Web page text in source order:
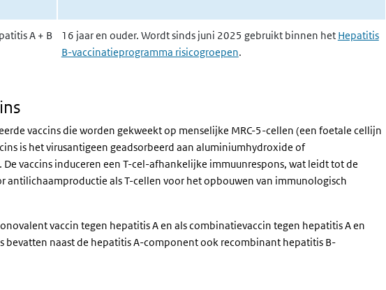
A + B 16 jaar en ouder. Wordt sinds juni 2025 gebruikt binnen het Hepatitis
B-vaccinatieprogramma risicogroepen.
vaccins die worden gekweekt op menselijke MRC-5-cellen (een foetale cellijn
is het virusantigeen geadsorbeerd aan aluminiumhydroxide of
vaccins induceren een T-cel-afhankelijke immuunrespons, wat leidt tot de
antilichaamproductie als T-cellen voor het opbouwen van immunologisch
vaccin tegen hepatitis A en als combinatievaccin tegen hepatitis A en
bevatten naast de hepatitis A-component ook recombinant hepatitis B-